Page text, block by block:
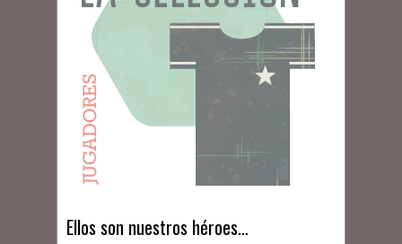
Ellos son nuestros héroes…